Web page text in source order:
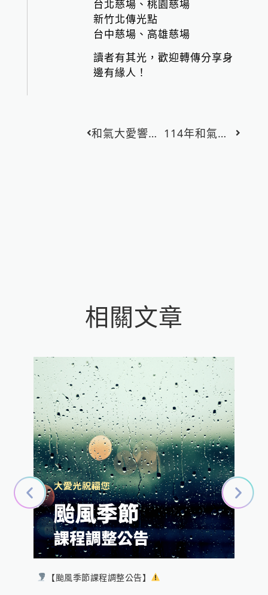
Loading...
台北慈場、桃園慈場
新竹北傳光點
台中慈場、高雄慈場
讀者有其光，歡迎轉傳分享身
邊有緣人！
上一頁 和氣大愛響應「蔬食愛地球全球大聯盟」 114年和氣大愛文教基金會第二屆全國書法比賽 得獎名單公布！ 下一篇
相關文章
【颱風季節課程調整公告】